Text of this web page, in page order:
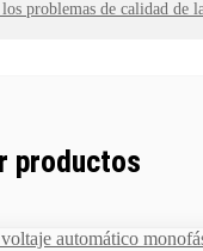
problemas de calidad de
productos